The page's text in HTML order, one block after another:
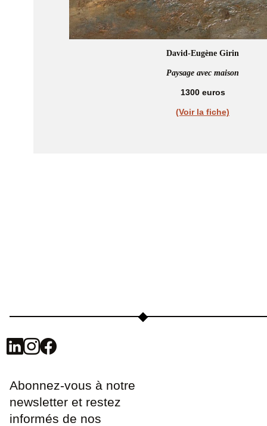
David-Eugène Girin
Paysage avec maison
1300 euros
(Voir la fiche)
Abonnez-vous à notre
newsletter et restez
informés de nos